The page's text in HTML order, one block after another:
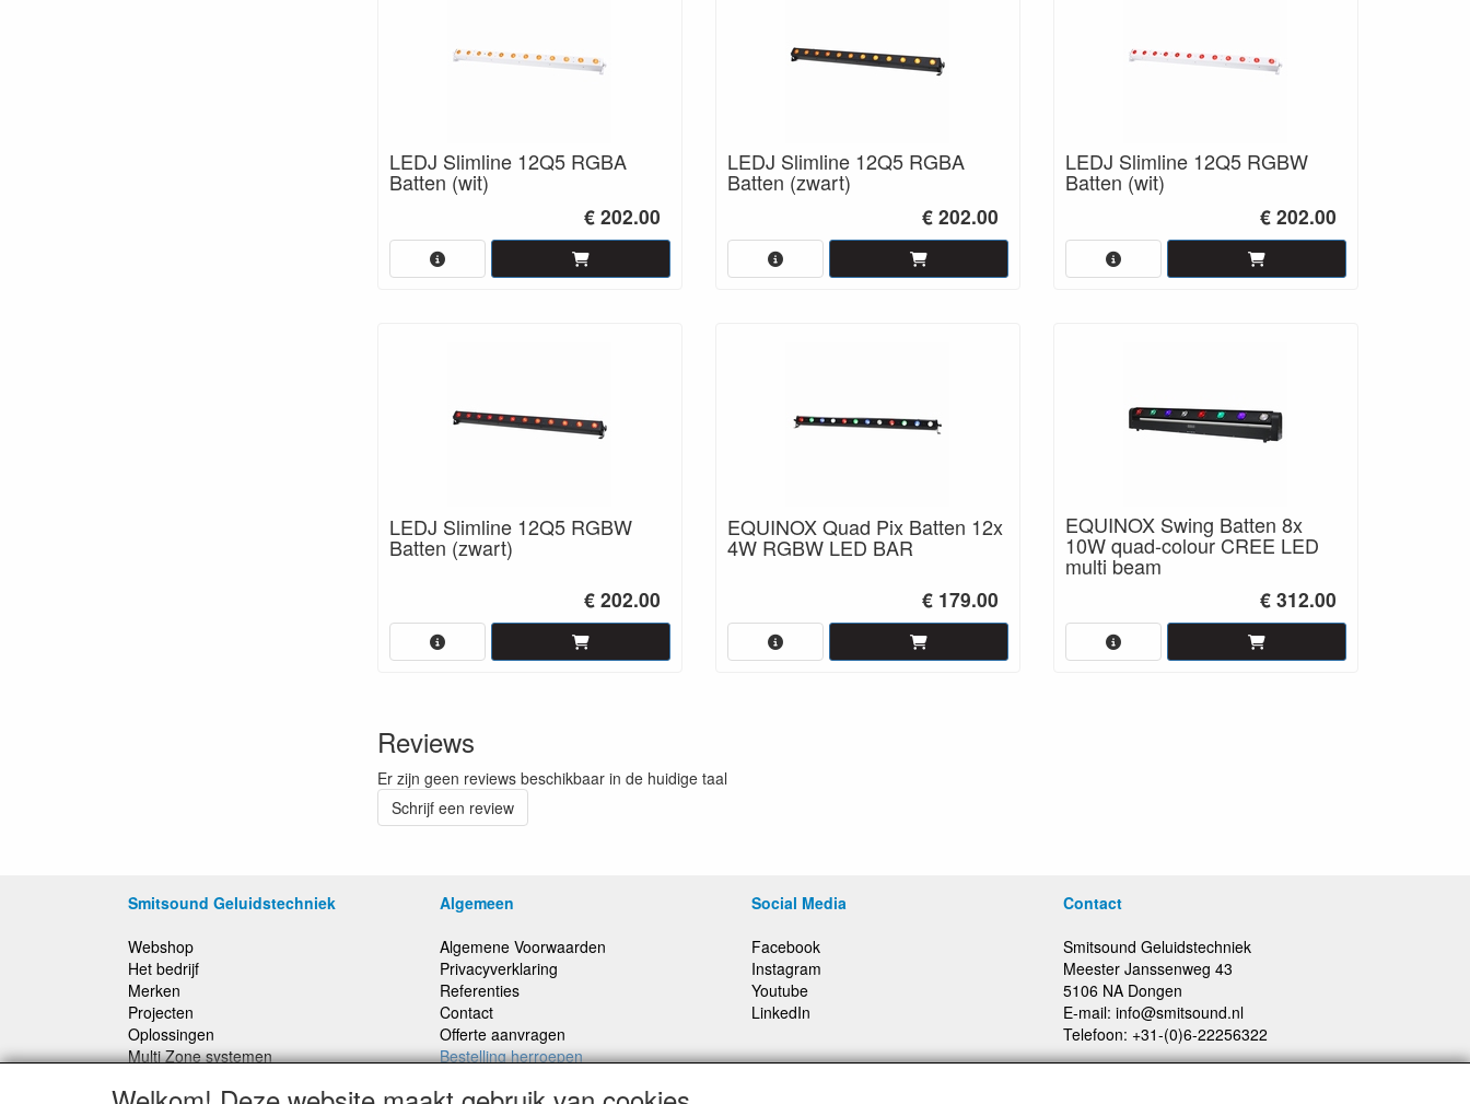
LEDJ Slimline 12Q5 RGBA
Batten (wit)
€ 202.00
LEDJ Slimline 12Q5 RGBA
Batten (zwart)
€ 202.00
LEDJ Slimline 12Q5 RGBW
Batten (wit)
€ 202.00
LEDJ Slimline 12Q5 RGBW
Batten (zwart)
€ 202.00
EQUINOX Quad Pix Batten 12x
4W RGBW LED BAR
€ 179.00
EQUINOX Swing Batten 8x
10W quad-colour CREE LED
multi beam
€ 312.00
Reviews
Er zijn geen reviews beschikbaar in de huidige taal
Schrijf een review
Smitsound Geluidstechniek
Webshop
Het bedrijf
Merken
Projecten
Oplossingen
Multi Zone systemen
Onderhoud en Reparaties
Algemeen
Algemene Voorwaarden
Privacyverklaring
Referenties
Contact
Offerte aanvragen
Bestelling herroepen
Social Media
Facebook
Instagram
Youtube
LinkedIn
Contact
Smitsound Geluidstechniek
Meester Janssenweg 43
5106 NA Dongen
E-mail: info@smitsound.nl
Telefoon: +31-(0)6-22256322